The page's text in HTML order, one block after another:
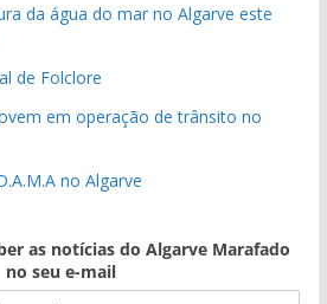
da água do mar no Algarve este
de Folclore
em operação de trânsito no
no Algarve
as notícias do Algarve Marafado
no seu e-mail